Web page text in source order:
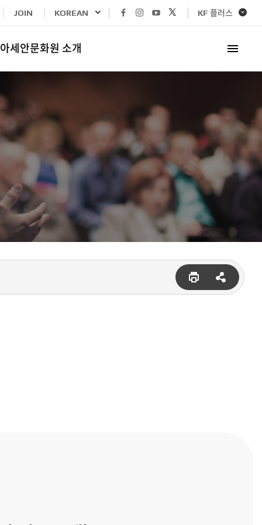
JOIN KOREAN
페이스북
바로가기
인스타그램
바로가기
유튜브
바로가기
바로가기
KF 플러스
아세안문화원 소개